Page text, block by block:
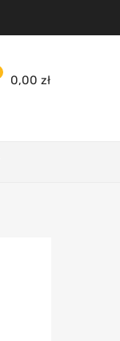
0,00 zł